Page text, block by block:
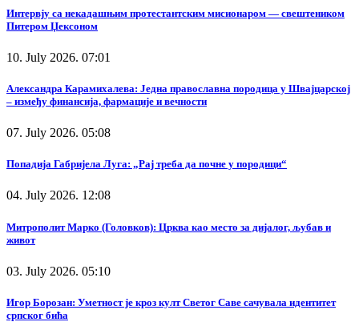
Интервју са некадашњим протестантским мисионаром — свештеником
Питером Џексоном
10. July 2026. 07:01
Александра Карамихалева: Једна православна породица у Швајцарској
– између финансија, фармације и вечности
07. July 2026. 05:08
Попадија Габријела Луга: „Рај треба да почне у породици“
04. July 2026. 12:08
Митрополит Марко (Головков): Црква као место за дијалог, љубав и
живот
03. July 2026. 05:10
Игор Борозан: Уметност је кроз култ Светог Саве сачувала идентитет
српског бића